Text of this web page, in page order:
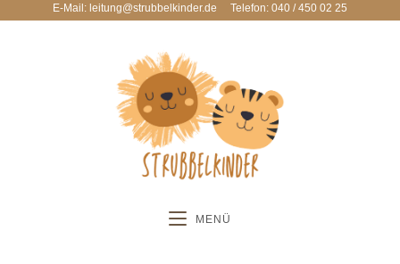
E-Mail: leitung@strubbelkinder.de Telefon: 040 / 450 02 25
MENÜ